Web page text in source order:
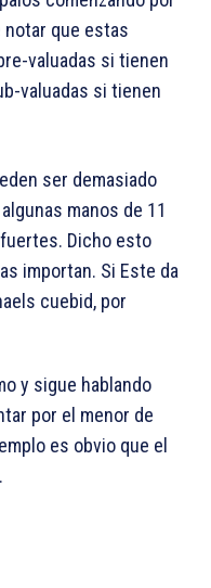
notar que estas
valuadas si tienen
valuadas si tienen
ser demasiado
manos de 11
Dicho esto
importan. Si Este da
cuebid, por
y sigue hablando
por el menor de
es obvio que el